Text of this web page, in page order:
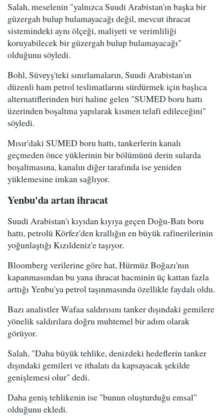
Salah, meselenin "yalnızca Suudi Arabistan'ın başka bir
güzergah bulup bulamayacağı değil, mevcut ihracat
sistemindeki aynı ölçeği, maliyeti ve verimliliği
koruyabilecek bir güzergah bulup bulamayacağı"
olduğunu söyledi.
Bohl, Süveyş'teki sınırlamaların, Suudi Arabistan'ın
düzenli ham petrol teslimatlarını sürdürmek için başlıca
alternatiflerinden biri haline gelen "SUMED boru hattı
üzerinden boşaltma yapılarak kısmen telafi edileceğini"
söyledi.
Mısır'daki SUMED boru hattı, tankerlerin kanalı
geçmeden önce yüklerinin bir bölümünü derin sularda
boşaltmasına, kanalın diğer tarafında ise yeniden
yüklemesine imkan sağlıyor.
Yenbu'da artan ihracat
Suudi Arabistan'ı kıyıdan kıyıya geçen Doğu-Batı boru
hattı, petrolü Körfez'den krallığın en büyük rafinerilerinin
yoğunlaştığı Kızıldeniz'e taşıyor.
Bloomberg verilerine göre hat, Hürmüz Boğazı'nın
kapanmasından bu yana ihracat hacminin üç kattan fazla
arttığı Yenbu'ya petrol taşınmasında özellikle faydalı oldu.
Bazı analistler Wafaa saldırısını tanker dışındaki gemilere
yönelik saldırılara doğru muhtemel bir adım olarak
görüyor.
Salah, "Daha büyük tehlike, denizdeki hedeflerin tanker
dışındaki gemileri ve ithalatı da kapsayacak şekilde
genişlemesi olur" dedi.
Daha geniş tehlikenin ise "bunun oluşturduğu emsal"
olduğunu ekledi.